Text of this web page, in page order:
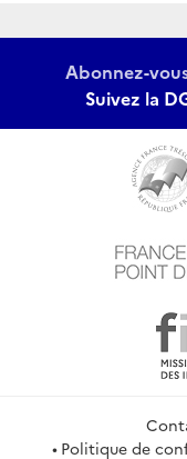
Abonnez-
Suivez la
Politique de